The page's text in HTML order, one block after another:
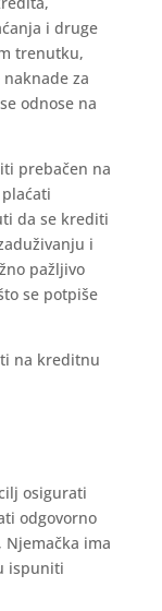
i druge
trenutku,
za
odnose na
prebačen na
da se krediti
i
pažljivo
se potpiše
na kreditnu
osigurati
odgovorno
ima
ispuniti